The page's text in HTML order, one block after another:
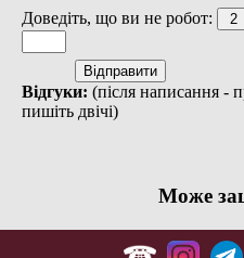
Доведіть, що ви не робот:
Відгуки: (після написання -
пишіть двічі)
Може